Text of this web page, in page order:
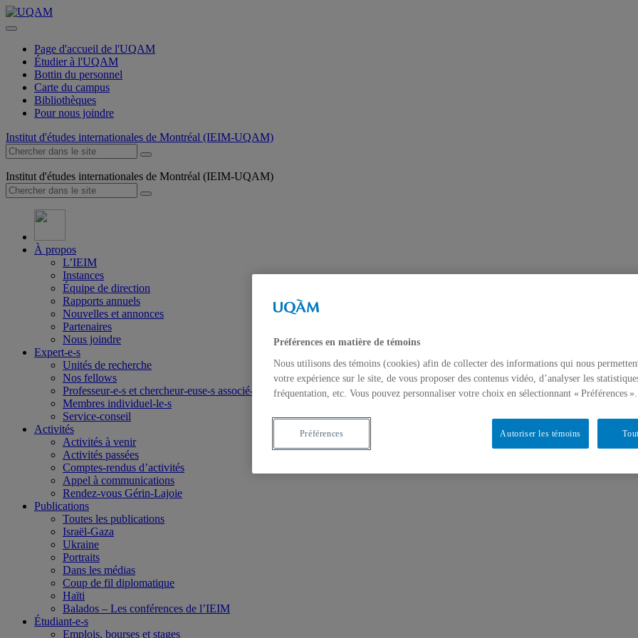
Page d'accueil de l'UQAM
Étudier à l'UQAM
Bottin du personnel
Carte du campus
Bibliothèques
Pour nous joindre
Institut d'études internationales de Montréal (IEIM-UQAM)
Institut d'études internationales de Montréal (IEIM-UQAM)
À propos
L’IEIM
Instances
Équipe de direction
Rapports annuels
Nouvelles et annonces
Partenaires
Nous joindre
Expert-e-s
Unités de recherche
Nos fellows
Professeur-e-s et chercheur-euse-s associé-e-s
Membres individuel-le-s
Service-conseil
Activités
Activités à venir
Activités passées
Comptes-rendus d’activités
Appel à communications
Rendez-vous Gérin-Lajoie
Publications
Toutes les publications
Israël-Gaza
Ukraine
Portraits
Dans les médias
Coup de fil diplomatique
Haïti
Balados – Les conférences de l’IEIM
Étudiant-e-s
Emplois, bourses et stages
Préférences en matière de témoins
Nous utilisons des témoins (cookies) afin de collecter des informations qui nous
votre expérience sur le site, de vous proposer des contenus vidéo, d’analyser les
fréquentation, etc. Vous pouvez personnaliser votre choix en sélectionnant « Préférences ».
Autoriser les témoins
Préférences